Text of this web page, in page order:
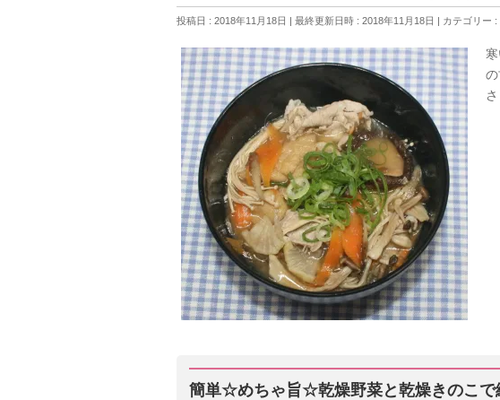
投稿日 : 2018年11月18日 最終更新日時 : 2018年11月18日 カテゴリー :
簡単☆めちゃ旨☆乾燥野菜と乾燥きのこで